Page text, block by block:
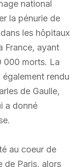
national
la pénurie de
les hôpitaux
France, ayant
000 morts. La
rendu
de Gaulle,
a donné
au coeur de
de Paris, alors